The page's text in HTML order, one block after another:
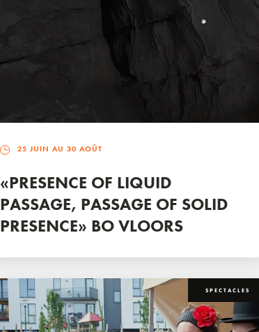
25 JUIN AU 30 AOÛT
«PRESENCE OF LIQUID
PASSAGE, PASSAGE OF SOLID
PRESENCE» BO VLOORS
SPECTACLES